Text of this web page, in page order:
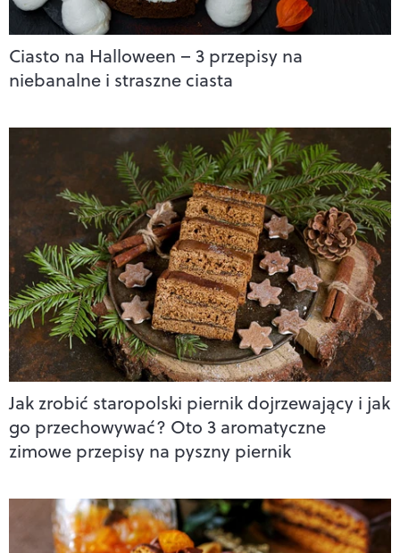
Ciasto na Halloween – 3 przepisy na
niebanalne i straszne ciasta
Jak zrobić staropolski piernik dojrzewający i jak
go przechowywać? Oto 3 aromatyczne
zimowe przepisy na pyszny piernik